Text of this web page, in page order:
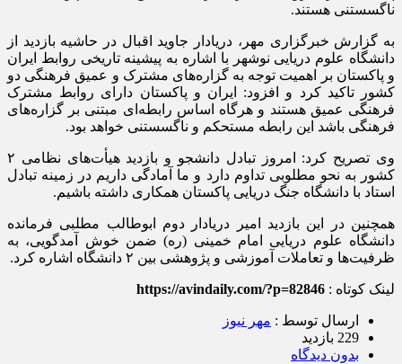
ناگسستنی هستند.
به گزارش خبرگزاری مهر، دریادار جاوید اقبال در حاشیه بازدید از
دانشگاه علوم دریایی نوشهر با اشاره به پیشینه تاریخی روابط ایران
و پاکستان بر اهمیت توجه به گزاره‌های مشترک و عمیق فرهنگی دو
کشور تاکید کرد و افزود: ایران و پاکستان دارای روابط مشترک
فرهنگی عمیق هستند و هرگاه اساس رابطه‌ای مبتنی بر گزاره‌های
فرهنگی باشد این رابطه مستحکم و ناگسستنی خواهد بود.
وی تصریح کرد: امروز تبادل دانشجو و بازدید هیأت‌های نظامی ۲
کشور به نحو مطلوبی تداوم دارد و ما آمادگی داریم در زمینه تبادل
استاد با دانشگاه جنگ دریایی پاکستان همکاری داشته باشیم.
همچنین در این بازدید امیر دریادار دوم ابوطالب مطلبی فرمانده
دانشگاه علوم دریایی امام خمینی (ره) ضمن خوش
آمدگویی، به
ظرفیت‌ها و تعاملات آموزشی و پژوهشی بین ۲ دانشگاه اشاره کرد.
لینک کوتاه : https://avindaily.com/?p=82846
ارسال توسط : مهر نیوز
229 بازدید
بدون دیدگاه